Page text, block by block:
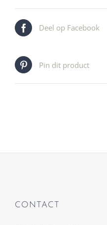
Deel op Facebook
Pin dit product
CONTACT